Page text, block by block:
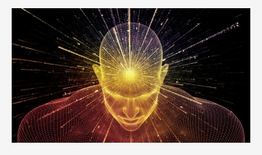
genética
causa
doença
hepática
gordurosa